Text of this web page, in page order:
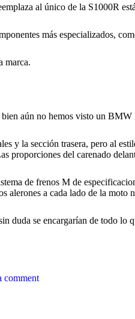
al único de la S1000R
más especializados,
marca.
aún no hemos visto un
y la sección trasera, pero al
del carenado
de frenos M de
a cada lado de la moto
duda se encargarían de todo lo
comment